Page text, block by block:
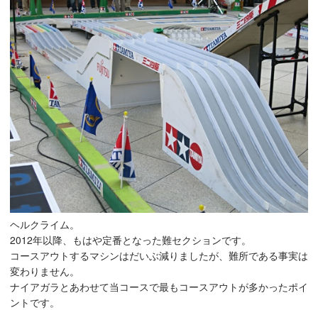
ヘルクライム。
2012年以降、もはや定番となった難セクションです。
コースアウトするマシンはだいぶ減りましたが、難所である事実は
変わりません。
ナイアガラとあわせて当コースで最もコースアウトが多かったポイ
ントです。